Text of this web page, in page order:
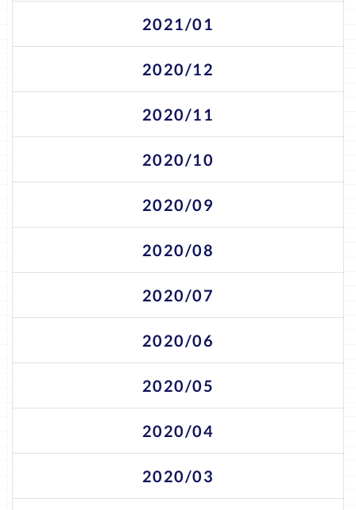
2021/01
2020/12
2020/11
2020/10
2020/09
2020/08
2020/07
2020/06
2020/05
2020/04
2020/03